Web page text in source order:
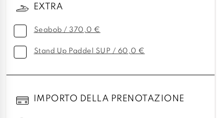
EXTRA
Seabob / 370,0 €
Stand Up Paddel SUP / 60,0 €
IMPORTO DELLA PRENOTAZIONE